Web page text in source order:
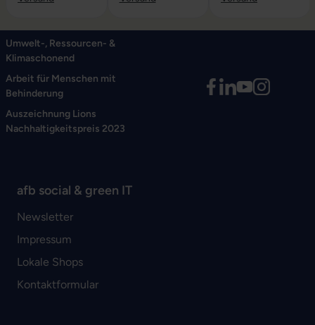
Umwelt-, Ressourcen- &
Klimaschonend
Arbeit für Menschen mit
Behinderung
Auszeichnung Lions
Nachhaltigkeitspreis 2023
afb social & green IT
Newsletter
Impressum
Lokale Shops
Kontaktformular